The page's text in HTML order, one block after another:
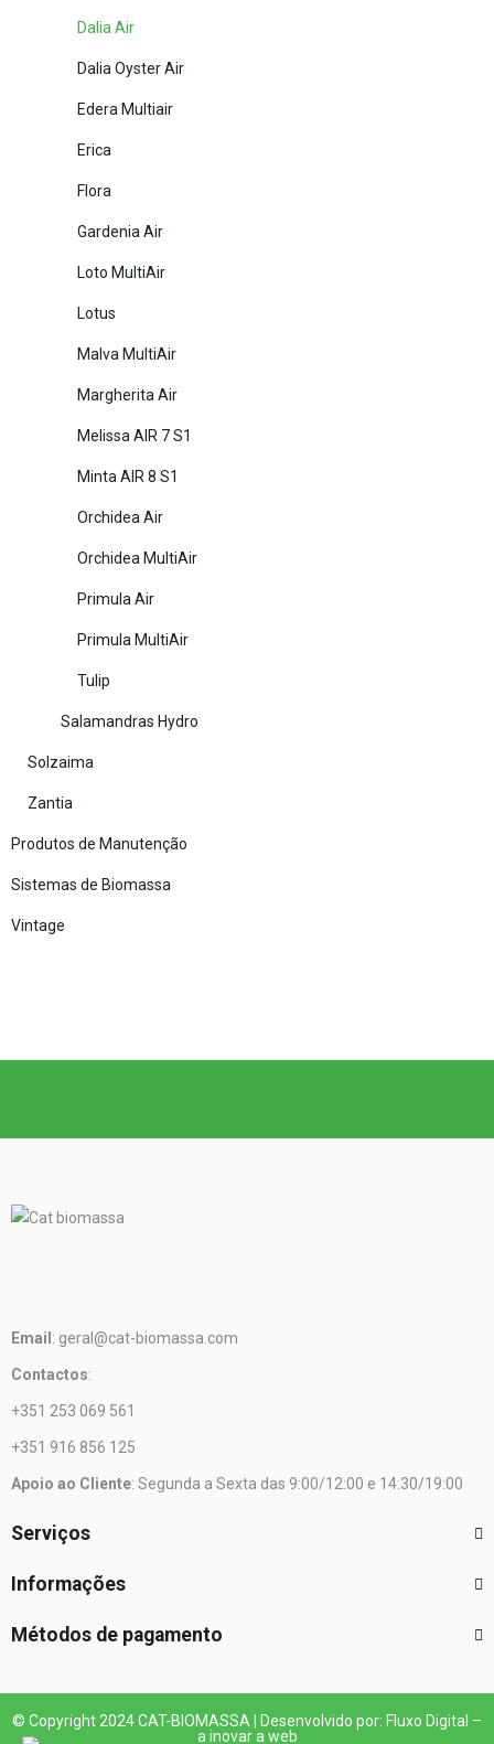
Dalia Air
Dalia Oyster Air
Edera Multiair
Erica
Flora
Gardenia Air
Loto MultiAir
Lotus
Malva MultiAir
Margherita Air
Melissa AIR 7 S1
Minta AIR 8 S1
Orchidea Air
Orchidea MultiAir
Primula Air
Primula MultiAir
Tulip
Salamandras Hydro
Solzaima
Zantia
Produtos de Manutenção
Sistemas de Biomassa
Vintage
Email : geral@cat-biomassa.com
Contactos:
+351 253 069 561
+351 916 856 125
Apoio ao Cliente: Segunda a Sexta das 9:00/12:00 e 14:30/19:00
Serviços
Informações
Métodos de pagamento
© Copyright 2024 CAT-BIOMASSA | Desenvolvido por: Fluxo Digital –
a inovar a web